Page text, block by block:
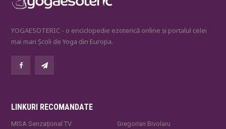
YOGAESOTERIC - o enciclopedie ezoterică online și portalul celei
mai mari Școli de Yoga din Europa.
LINKURI RECOMANDATE
MISA Senzaţional TV
Gregorian Bivolaru